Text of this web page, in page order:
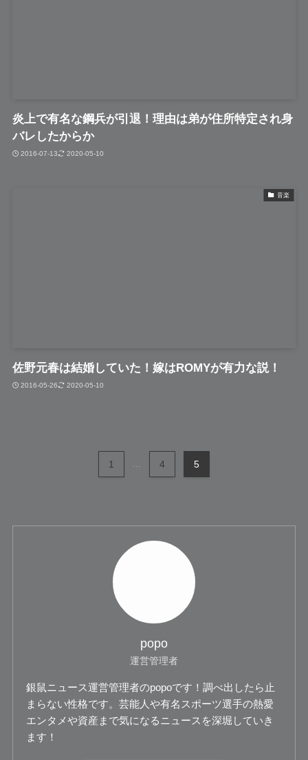
炎上で有名な鋼兵が引退！理由は弟が住所特定され身
バレしたからか
2016-07-13 2020-05-10
音楽
佐野元春は結婚していた！嫁はROMYが有力な説！
2016-05-26 2020-05-10
1 4 5
popo
運営管理者
銀鼠ニュース運営管理者のpopoです！調べ出したら止
まらない性格です。芸能人や有名スポーツ選手の熱愛
エンタメや資産まで気になるニュースを深堀していき
ます！